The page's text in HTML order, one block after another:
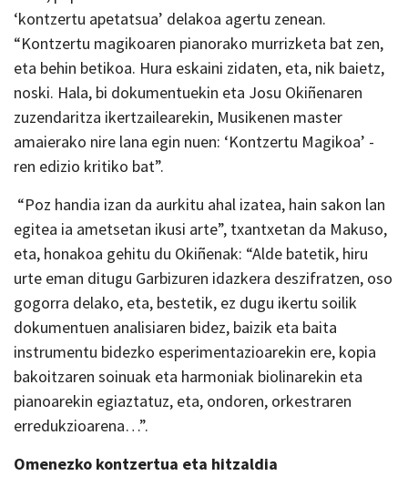
‘kontzertu apetatsua’ delakoa agertu zenean.
“Kontzertu magikoaren pianorako murrizketa bat zen,
eta behin betikoa. Hura eskaini zidaten, eta, nik baietz,
noski. Hala, bi dokumentuekin eta Josu Okiñenaren
zuzendaritza ikertzailearekin, Musikenen master
amaierako nire lana egin nuen: ‘Kontzertu Magikoa’ -
ren edizio kritiko bat”.
“Poz handia izan da aurkitu ahal izatea, hain sakon lan
egitea ia ametsetan ikusi arte”, txantxetan da Makuso,
eta, honakoa gehitu du Okiñenak: “Alde batetik, hiru
urte eman ditugu Garbizuren idazkera deszifratzen, oso
gogorra delako, eta, bestetik, ez dugu ikertu soilik
dokumentuen analisiaren bidez, baizik eta baita
instrumentu bidezko esperimentazioarekin ere, kopia
bakoitzaren soinuak eta harmoniak biolinarekin eta
pianoarekin egiaztatuz, eta, ondoren, orkestraren
erredukzioarena…”.
Omenezko kontzertua eta hitzaldia